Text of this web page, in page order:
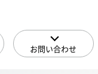
お問い合わせ